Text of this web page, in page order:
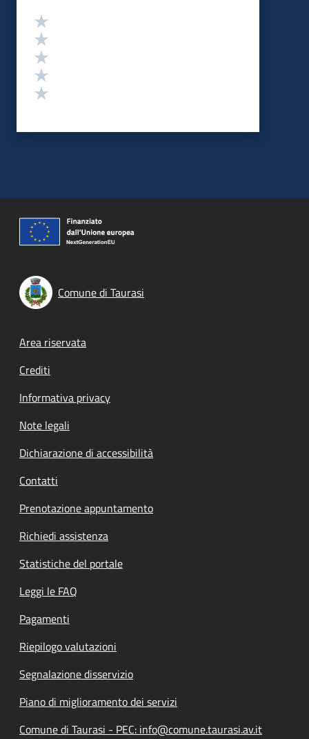
Valutazione
Comune di Taurasi
Footer menu
Area riservata
Crediti
Informativa privacy
Note legali
Dichiarazione di accessibilità
Contatti
Prenotazione appuntamento
Richiedi assistenza
Statistiche del portale
Leggi le FAQ
Pagamenti
Riepilogo valutazioni
Segnalazione disservizio
Piano di miglioramento dei servizi
Comune di Taurasi - PEC: info@comune.taurasi.av.it